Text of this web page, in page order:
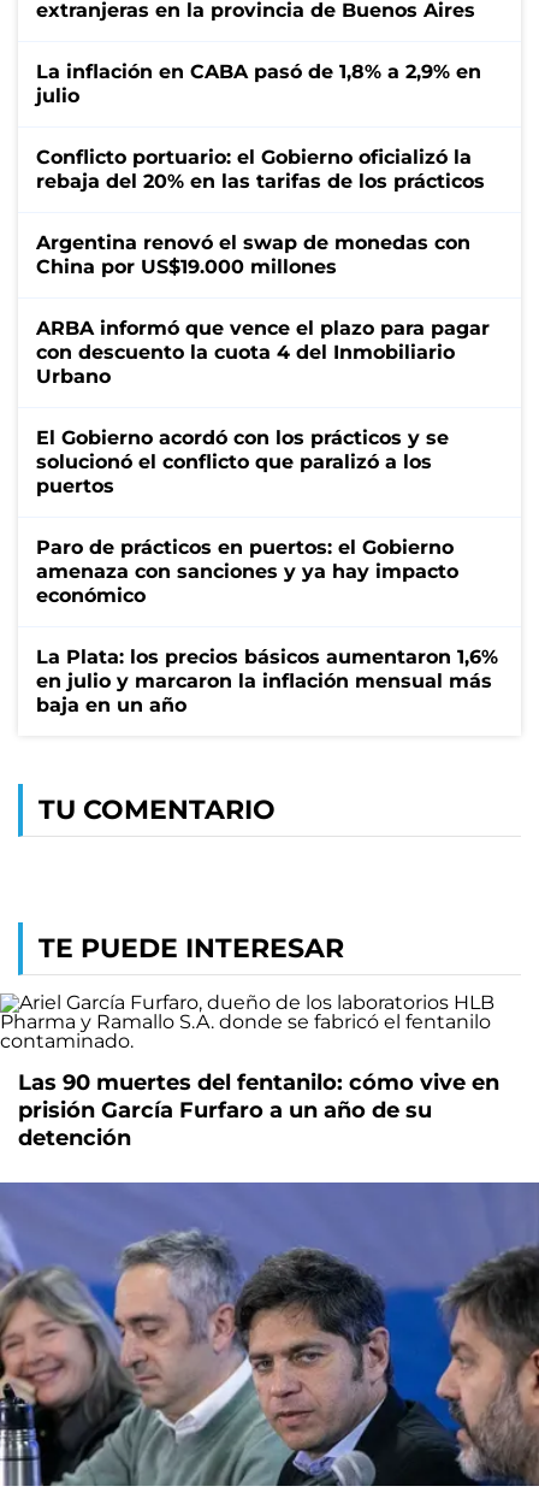
extranjeras en la provincia de Buenos Aires
La inflación en CABA pasó de 1,8% a 2,9% en
julio
Conflicto portuario: el Gobierno oficializó la
rebaja del 20% en las tarifas de los prácticos
Argentina renovó el swap de monedas con
China por US$19.000 millones
ARBA informó que vence el plazo para pagar
con descuento la cuota 4 del Inmobiliario
Urbano
El Gobierno acordó con los prácticos y se
solucionó el conflicto que paralizó a los
puertos
Paro de prácticos en puertos: el Gobierno
amenaza con sanciones y ya hay impacto
económico
La Plata: los precios básicos aumentaron 1,6%
en julio y marcaron la inflación mensual más
baja en un año
TU COMENTARIO
TE PUEDE INTERESAR
Las 90 muertes del fentanilo: cómo vive en
prisión García Furfaro a un año de su
detención